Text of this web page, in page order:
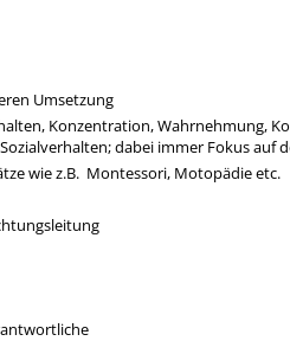
Umsetzung
Konzentration, Wahrnehmung,
dabei immer Fokus auf
wie z.B. Montessori, Motopädie etc.